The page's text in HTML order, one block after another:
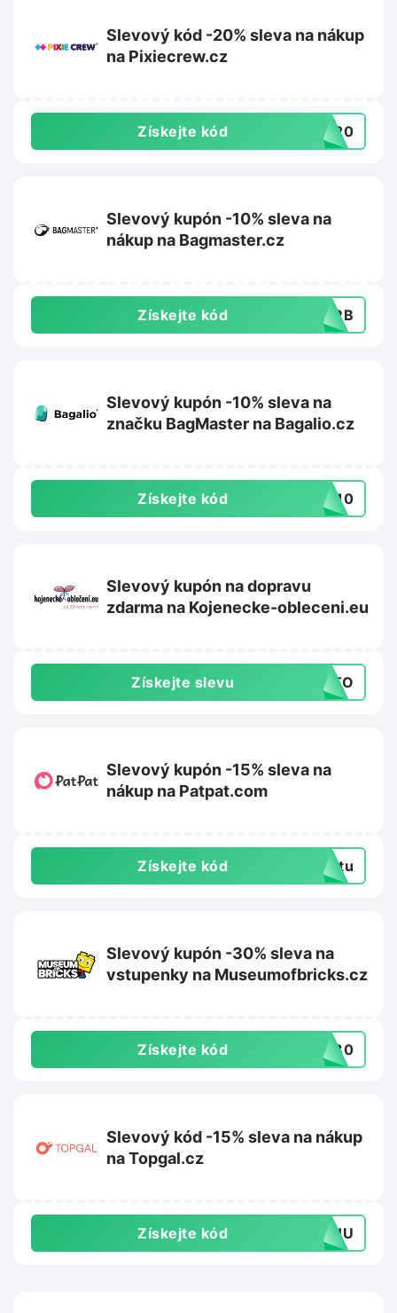
Slevový kód -20% sleva na nákup
na Pixiecrew.cz
Získejte kód LE20
Slevový kupón -10% sleva na
nákup na Bagmaster.cz
Získejte kód GMRB
Slevový kupón -10% sleva na
značku BagMaster na Bagalio.cz
Získejte kód ER10
Slevový kupón na dopravu
zdarma na Kojenecke-obleceni.eu
Získejte slevu AUTO
Slevový kupón -15% sleva na
nákup na Patpat.com
Získejte kód extu
Slevový kupón -30% sleva na
vstupenky na Museumofbricks.cz
Získejte kód ER30
Slevový kód -15% sleva na nákup
na Topgal.cz
Získejte kód TOHU